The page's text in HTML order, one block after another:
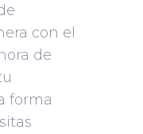
con el
de
forma